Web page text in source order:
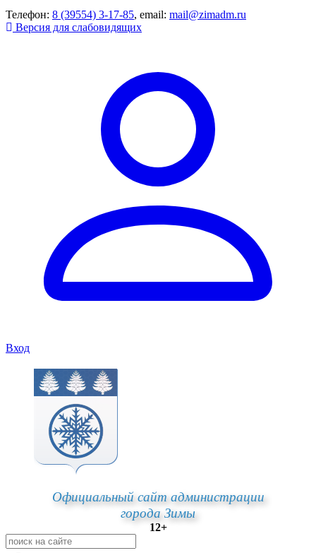
Телефон: 8 (39554) 3-17-85, email: mail@zimadm.ru
Версия для слабовидящих
Вход
Официальный сайт администрации
города Зимы
12+